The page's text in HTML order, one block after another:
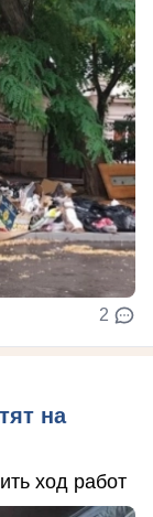
2
на
ход работ